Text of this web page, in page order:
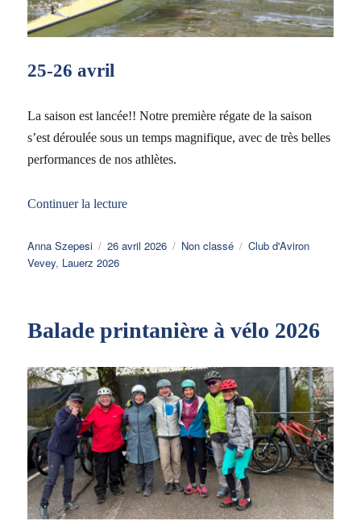
25-26 avril
La saison est lancée!! Notre première régate de la saison
s’est déroulée sous un temps magnifique, avec de très belles
performances de nos athlètes.
Continuer la lecturede « Lauerz 2026 – Régate Nationale »
Auteur
Anna Szepesi
Publié
le
26 avril 2026 Catégories
Non classé Étiquettes
Club d'Aviron
Vevey, Lauerz 2026
Balade printanière à vélo 2026